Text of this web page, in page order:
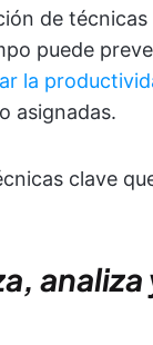
de
puede
la
asignadas.
clave